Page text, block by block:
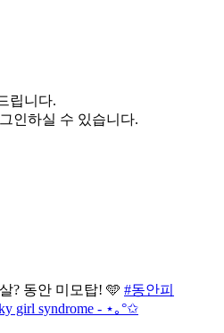
립니다.
인하실 수 있습니다.
? 동안 미모탑! 🩵 #동안피
girl syndrome - ⋆｡°✩